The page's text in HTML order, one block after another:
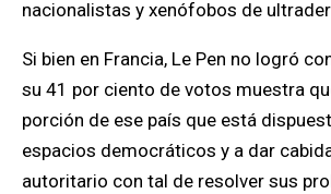
nacionalistas y xenófobos de
Si bien en Francia, Le Pen no logró conquistar el Eliseo,
su 41 por ciento de votos muestra
porción de ese país que está
espacios democráticos y a dar
autoritario con tal de resolver sus